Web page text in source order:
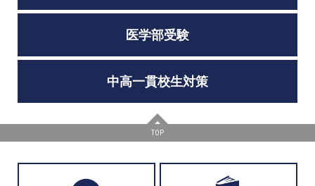
医学部受験
中高一貫校生対策
TOP